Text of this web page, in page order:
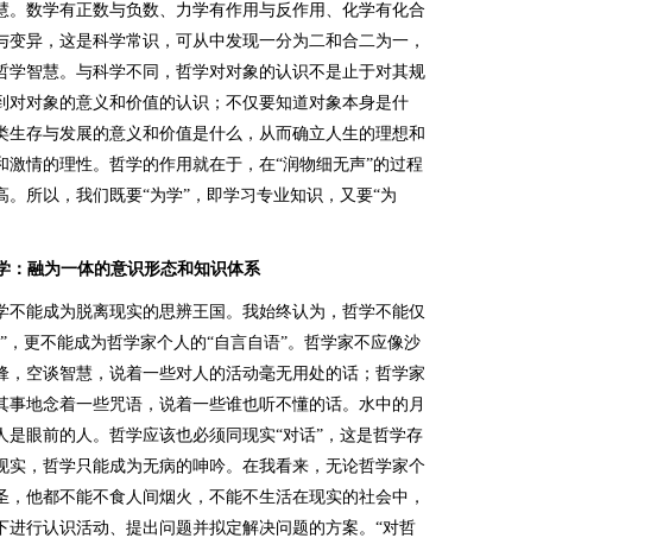
。数学有正数与负数、力学有作用与反作用、化学有化合
异，这是科学常识，可从中发现一分为二和合二为一，
学智慧。与科学不同，哲学对对象的认识不是止于对其规
对对象的意义和价值的认识；不仅要知道对象本身是什
生存与发展的意义和价值是什么，从而确立人生的理想和
激情的理性。哲学的作用就在于，在“润物细无声”的过程
所以，我们既要“为学”，即学习专业知识，又要“为
：融为一体的意识形态和知识体系
能成为脱离现实的思辨王国。我始终认为，哲学不能仅
，更不能成为哲学家个人的“自言自语”。哲学家不应像沙
，空谈智慧，说着一些对人的活动毫无用处的话；哲学家
事地念着一些咒语，说着一些谁也听不懂的话。水中的月
是眼前的人。哲学应该也必须同现实“对话”，这是哲学存
实，哲学只能成为无病的呻吟。在我看来，无论哲学家个
，他都不能不食人间烟火，不能不生活在现实的社会中，
进行认识活动、提出问题并拟定解决问题的方案。“对哲